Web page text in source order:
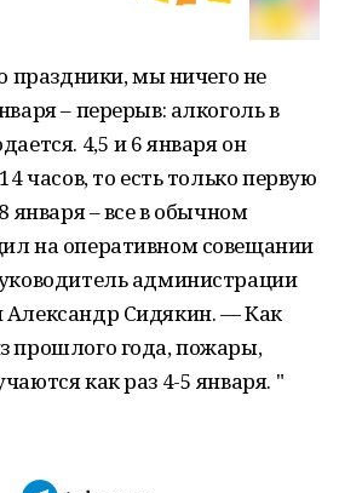
праздники, мы ничего не
– перерыв: алкоголь в
4,5 и 6 января он
часов, то есть только первую
января – все в обычном
на оперативном совещании
администрации
Александр Сидякин. — Как
прошлого года, пожары,
как раз 4-5 января. "